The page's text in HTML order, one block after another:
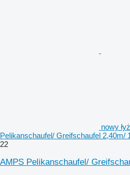
nowy
Pelikanschaufel/ Greifschaufel 2,40m/
22
AMPS Pelikanschaufel/